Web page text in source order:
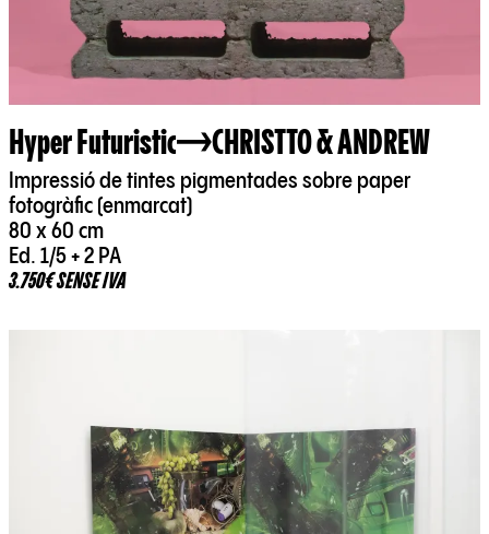
Hyper Futuristic CHRISTTO & ANDREW
Impressió de tintes pigmentades sobre paper
fotogràfic (enmarcat)
80 x 60 cm
Ed. 1/5 + 2 PA
3.750€ SENSE IVA